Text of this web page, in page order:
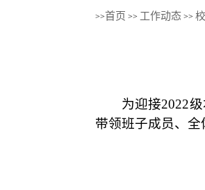
>>首页 >> 工作动态 >>
为迎接2022
带领班子成员、